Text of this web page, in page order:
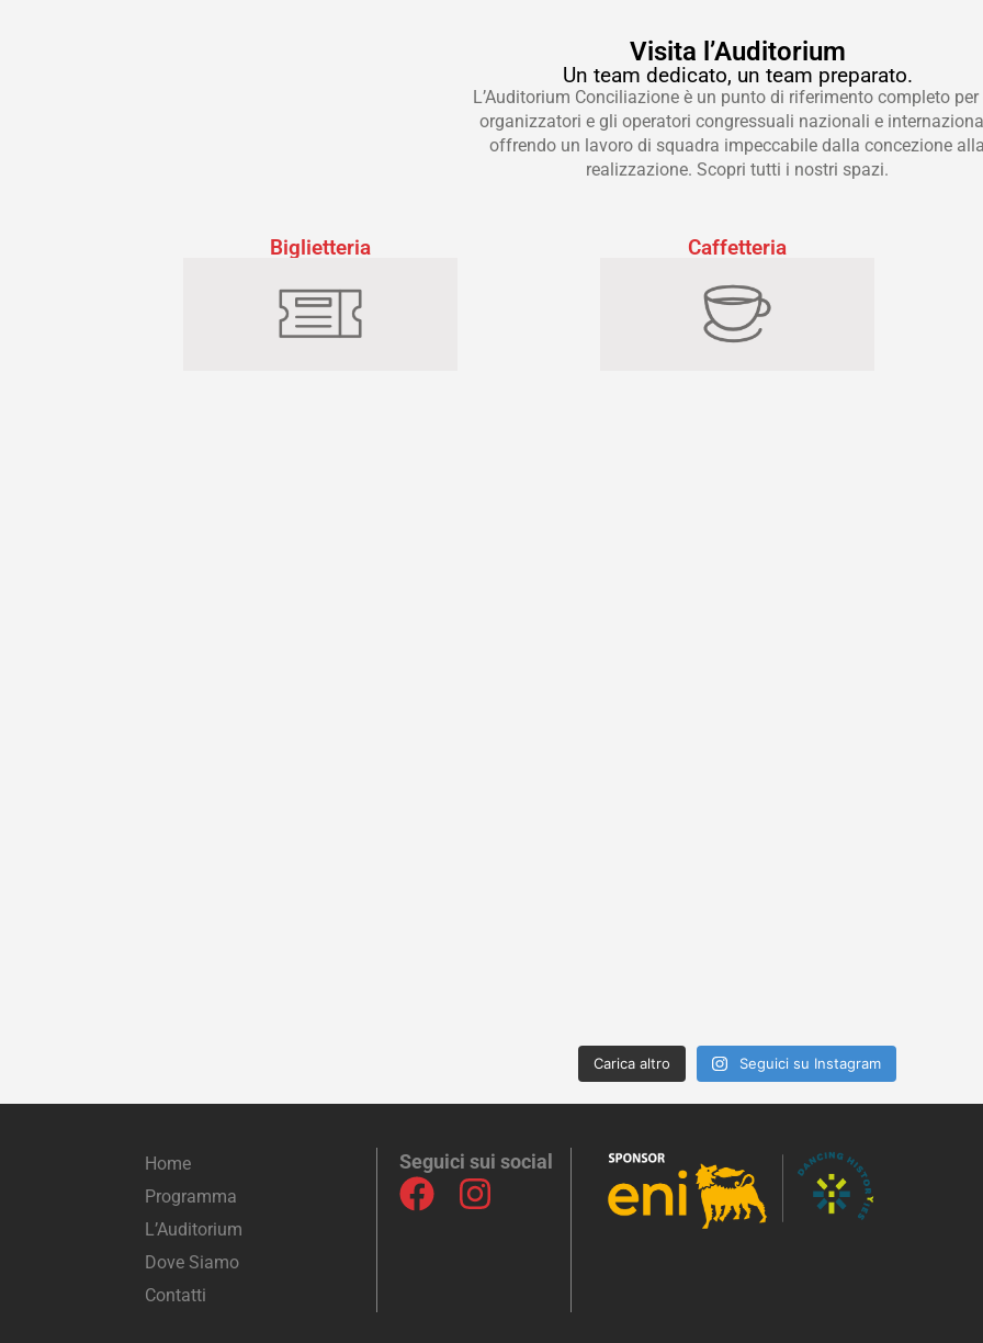
Visita l’Auditorium
Un team dedicato, un team preparato.
L’Auditorium Conciliazione è un punto di riferimento completo per
organizzatori e gli operatori congressuali nazionali e
offrendo un lavoro di squadra impeccabile dalla concezione alla
realizzazione. Scopri tutti i nostri spazi.
Biglietteria Caffetteria
Carica altro Seguici su Instagram
Home
Programma
L’Auditorium
Dove Siamo
Contatti
Seguici sui social